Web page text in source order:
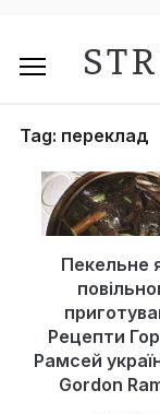
Tag: переклад
Пекельне
Рецепти
Рамсей
Gordon